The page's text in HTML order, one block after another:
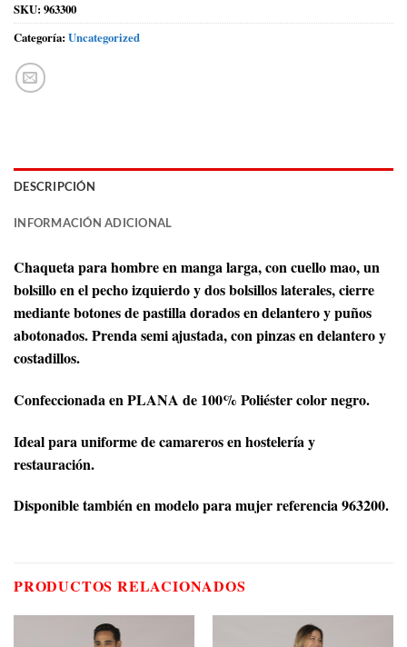
SKU: 963300
Categoría: Uncategorized
DESCRIPCIÓN
INFORMACIÓN ADICIONAL
Chaqueta para hombre en manga larga, con cuello mao, un
bolsillo en el pecho izquierdo y dos bolsillos laterales, cierre
mediante botones de pastilla dorados en delantero y puños
abotonados. Prenda semi ajustada, con pinzas en delantero y
costadillos.
Confeccionada en PLANA de 100% Poliéster color negro.
Ideal para uniforme de camareros en hostelería y
restauración.
Disponible también en modelo para mujer referencia 963200.
PRODUCTOS RELACIONADOS